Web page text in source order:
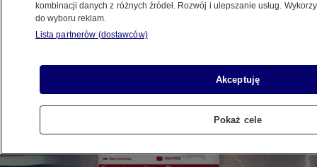
Udostępnij
kombinacji danych z różnych źródeł. Rozwój i ulepszanie usług.
do wyboru reklam.
Lista partnerów (dostawców)
Akceptuję
Pokaż cele